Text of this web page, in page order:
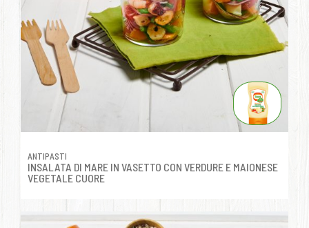
ANTIPASTI
INSALATA DI MARE IN VASETTO CON VERDURE E MAIONESE
VEGETALE CUORE